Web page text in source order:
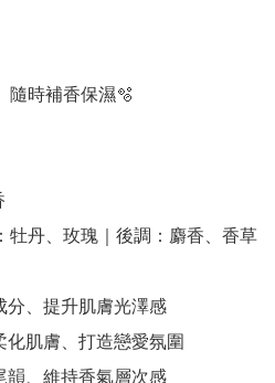
隨時補香保濕🫧
牡丹、玫瑰｜後調：麝香、香草
分、提升肌膚光澤感
化肌膚、打造戀愛氛圍
韻、維持香氣層次感